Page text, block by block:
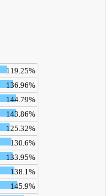
119.25%
136.96%
144.79%
143.86%
125.32%
130.6%
133.95%
138.1%
145.9%